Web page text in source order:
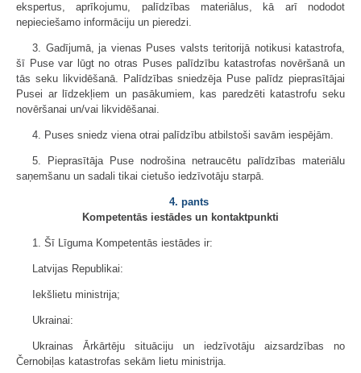
ekspertus, aprīkojumu, palīdzības materiālus, kā arī nododot
nepieciešamo informāciju un pieredzi.
3. Gadījumā, ja vienas Puses valsts teritorijā notikusi katastrofa,
šī Puse var lūgt no otras Puses palīdzību katastrofas novēršanā un
tās seku likvidēšanā. Palīdzības sniedzēja Puse palīdz pieprasītājai
Pusei ar līdzekļiem un pasākumiem, kas paredzēti katastrofu seku
novēršanai un/vai likvidēšanai.
4. Puses sniedz viena otrai palīdzību atbilstoši savām iespējām.
5. Pieprasītāja Puse nodrošina netraucētu palīdzības materiālu
saņemšanu un sadali tikai cietušo iedzīvotāju starpā.
4. pants
Kompetentās iestādes un kontaktpunkti
1. Šī Līguma Kompetentās iestādes ir:
Latvijas Republikai:
Iekšlietu ministrija;
Ukrainai:
Ukrainas Ārkārtēju situāciju un iedzīvotāju aizsardzības no
Černobiļas katastrofas sekām lietu ministrija.